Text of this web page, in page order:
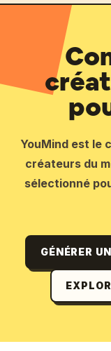
YouMind est le
créateurs du
sélectionné
GÉNÉRER